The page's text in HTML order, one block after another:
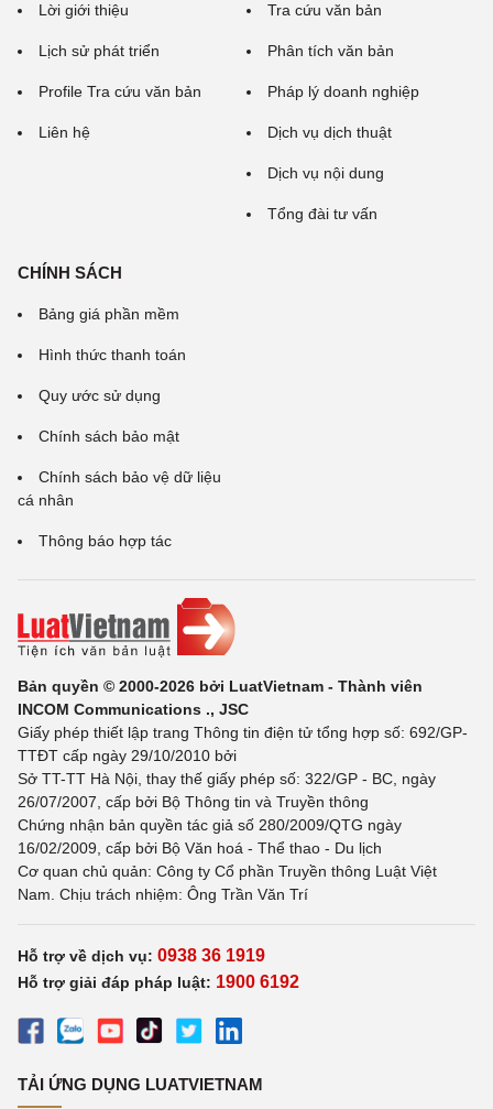
Lời giới thiệu
Lịch sử phát triển
Profile Tra cứu văn bản
Liên hệ
Tra cứu văn bản
Phân tích văn bản
Pháp lý doanh nghiệp
Dịch vụ dịch thuật
Dịch vụ nội dung
Tổng đài tư vấn
CHÍNH SÁCH
Bảng giá phần mềm
Hình thức thanh toán
Quy ước sử dụng
Chính sách bảo mật
Chính sách bảo vệ dữ liệu
cá nhân
Thông báo hợp tác
Bản quyền © 2000-2026 bởi LuatVietnam - Thành viên
INCOM Communications ., JSC
Giấy phép thiết lập trang Thông tin điện tử tổng hợp số: 692/GP-
TTĐT cấp ngày 29/10/2010 bởi
Sở TT-TT Hà Nội, thay thế giấy phép số: 322/GP - BC, ngày
26/07/2007, cấp bởi Bộ Thông tin và Truyền thông
Chứng nhận bản quyền tác giả số 280/2009/QTG ngày
16/02/2009, cấp bởi Bộ Văn hoá - Thể thao - Du lịch
Cơ quan chủ quản: Công ty Cổ phần Truyền thông Luật Việt
Nam. Chịu trách nhiệm: Ông Trần Văn Trí
Hỗ trợ về dịch vụ: 0938 36 1919
Hỗ trợ giải đáp pháp luật: 1900 6192
TẢI ỨNG DỤNG LUATVIETNAM